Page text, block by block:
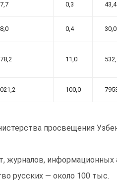
0,3 43,4
0,4 30,0
11,0
100,0
просвещения
журналов,
русских — около 100 тыс.